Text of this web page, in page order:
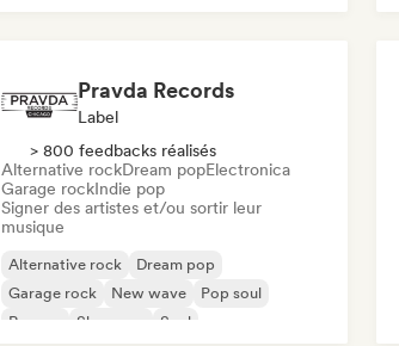
Pravda Records
Label
> 800 feedbacks réalisés
Alternative rockDream popElectronica
Garage rockIndie pop
Signer des artistes et/ou sortir leur
musique
Alternative rock
Dream pop
Garage rock
New wave
Pop soul
Reggae
Shoegaze Soul